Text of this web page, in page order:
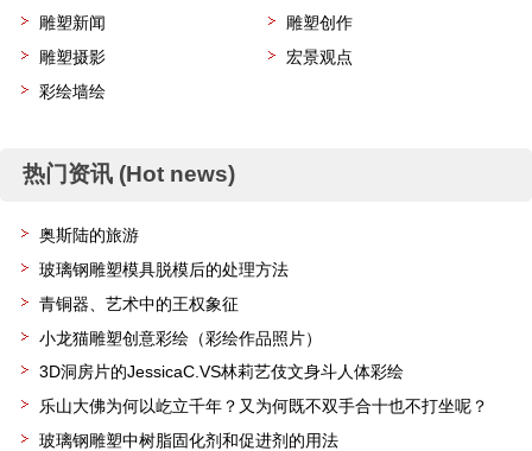
雕塑新闻
雕塑创作
雕塑摄影
宏景观点
彩绘墙绘
热门资讯 (Hot news)
奥斯陆的旅游
玻璃钢雕塑模具脱模后的处理方法
青铜器、艺术中的王权象征
小龙猫雕塑创意彩绘（彩绘作品照片）
3D洞房片的JessicaC.VS林莉艺伎文身斗人体彩绘
乐山大佛为何以屹立千年？又为何既不双手合十也不打坐呢？
玻璃钢雕塑中树脂固化剂和促进剂的用法